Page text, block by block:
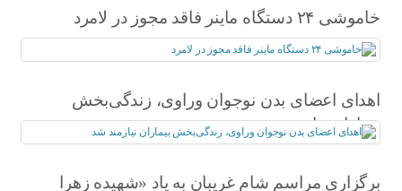
خاموشی ۲۴ دستگاه ماینر فاقد مجوز در لامرد
اهدای اعضای بدن نوجوان وراوی، زندگی‌بخش
بیماران نیازمند شد
برگزاری مراسم شام غریبان به یاد «شهیده زهرا